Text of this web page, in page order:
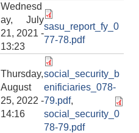
Wednesd
ay, July
21, 2021 -
13:23
sasu_report_fy_0
77-78.pdf
Thursday,
August
25, 2022 -
14:16
social_security_b
enificiaries_078-
79.pdf,
social_security_0
78-79.pdf